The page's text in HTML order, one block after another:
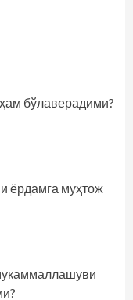
бўлаверадими?
ёрдамга муҳтож